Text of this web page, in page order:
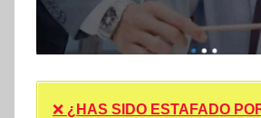
❌ ¿HAS SIDO ESTAFADO